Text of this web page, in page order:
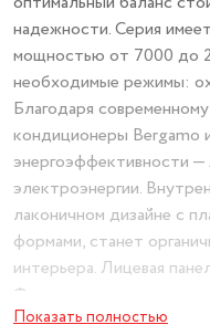
надежности. Серия
мощностью от 7000 до
необходимые режимы:
Благодаря
кондиционеры Bergamo
энергоэффективности
электроэнергии.
лаконичном дизайне с
формами, станет
интерьера. Лицевая
Функция
автоматическом режиме
Показать полностью